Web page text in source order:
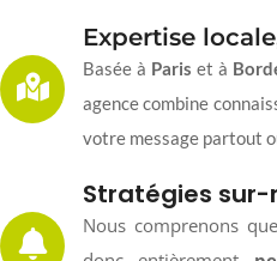
Expertise
Basée à Paris et à
agence combine
votre message partout
Stratégies sur-
Nous comprenons